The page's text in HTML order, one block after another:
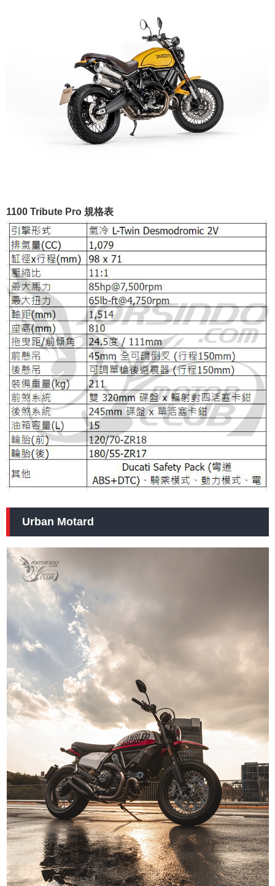
1100 Tribute Pro 規格表
Urban Motard